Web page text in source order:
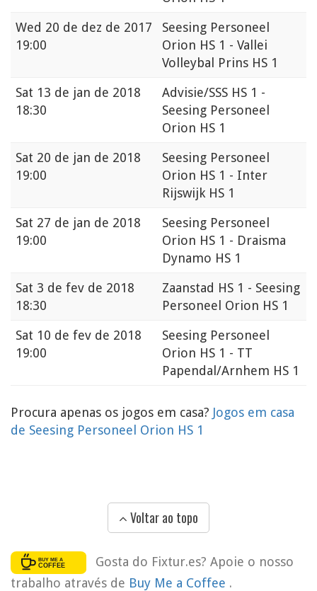
Wed 20 de dez de 2017
19:00
Seesing Personeel
Orion HS 1 - Vallei
Volleybal Prins HS 1
Sat 13 de jan de 2018
18:30
Advisie/SSS HS 1 -
Seesing Personeel
Orion HS 1
Sat 20 de jan de 2018
19:00
Seesing Personeel
Orion HS 1 - Inter
Rijswijk HS 1
Sat 27 de jan de 2018
19:00
Seesing Personeel
Orion HS 1 - Draisma
Dynamo HS 1
Sat 3 de fev de 2018
18:30
Zaanstad HS 1 - Seesing
Personeel Orion HS 1
Sat 10 de fev de 2018
19:00
Seesing Personeel
Orion HS 1 - TT
Papendal/Arnhem HS 1
Procura apenas os jogos em casa? Jogos em casa
de Seesing Personeel Orion HS 1
Voltar ao topo
Gosta do Fixtur.es? Apoie o nosso
trabalho através de Buy Me a Coffee .